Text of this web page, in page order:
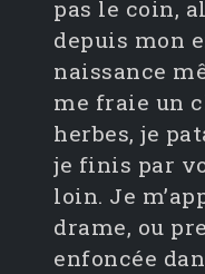
pas le coin,
depuis mon
naissance
me fraie un
herbes, je
je finis par
loin. Je
drame, ou
enfoncée